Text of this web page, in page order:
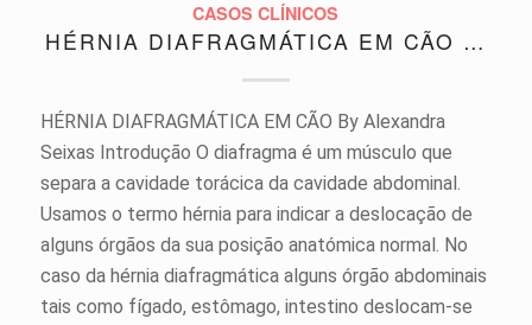
CASOS CLÍNICOS
HÉRNIA DIAFRAGMÁTICA EM CÃO …
HÉRNIA DIAFRAGMÁTICA EM CÃO By Alexandra
Seixas Introdução O diafragma é um músculo que
separa a cavidade torácica da cavidade abdominal.
Usamos o termo hérnia para indicar a deslocação de
alguns órgãos da sua posição anatómica normal. No
caso da hérnia diafragmática alguns órgão abdominais
tais como fígado, estômago, intestino deslocam-se